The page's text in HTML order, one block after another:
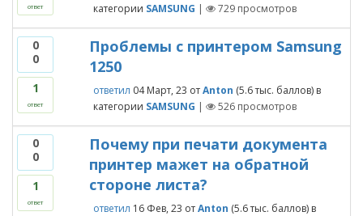
ответ
категории SAMSUNG | 729просмотров
0
0
1
ответ
Проблемы с принтером Samsung
1250
ответил 04 Март, 23 отAnton (5.6 тыс. баллов) в
категории SAMSUNG | 526просмотров
0
0
1
ответ
Почему при печати документа
принтер мажет на обратной
стороне листа?
ответил 16 Фев, 23 отAnton (5.6 тыс. баллов) в